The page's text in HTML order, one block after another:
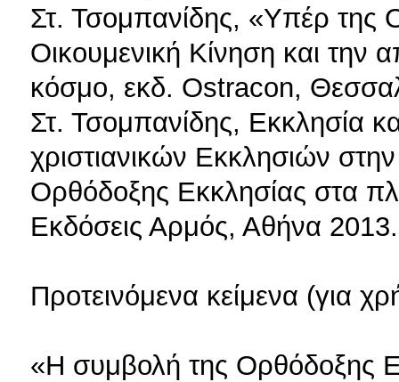
Στ. Τσομπανίδης, «Υπέρ της
Οικουμενική Κίνηση και την
κόσμο, εκδ. Ostracon,
Στ. Τσομπανίδης, Εκκλησία
χριστιανικών Εκκλησιών
Ορθόδοξης Εκκλησίας στα
Εκδόσεις Αρμός, Αθήνα 2013.
Προτεινόμενα κείμενα (για
«Η συμβολή της Ορθόδοξης